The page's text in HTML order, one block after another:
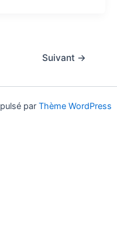
Suivant →
par Thème WordPress